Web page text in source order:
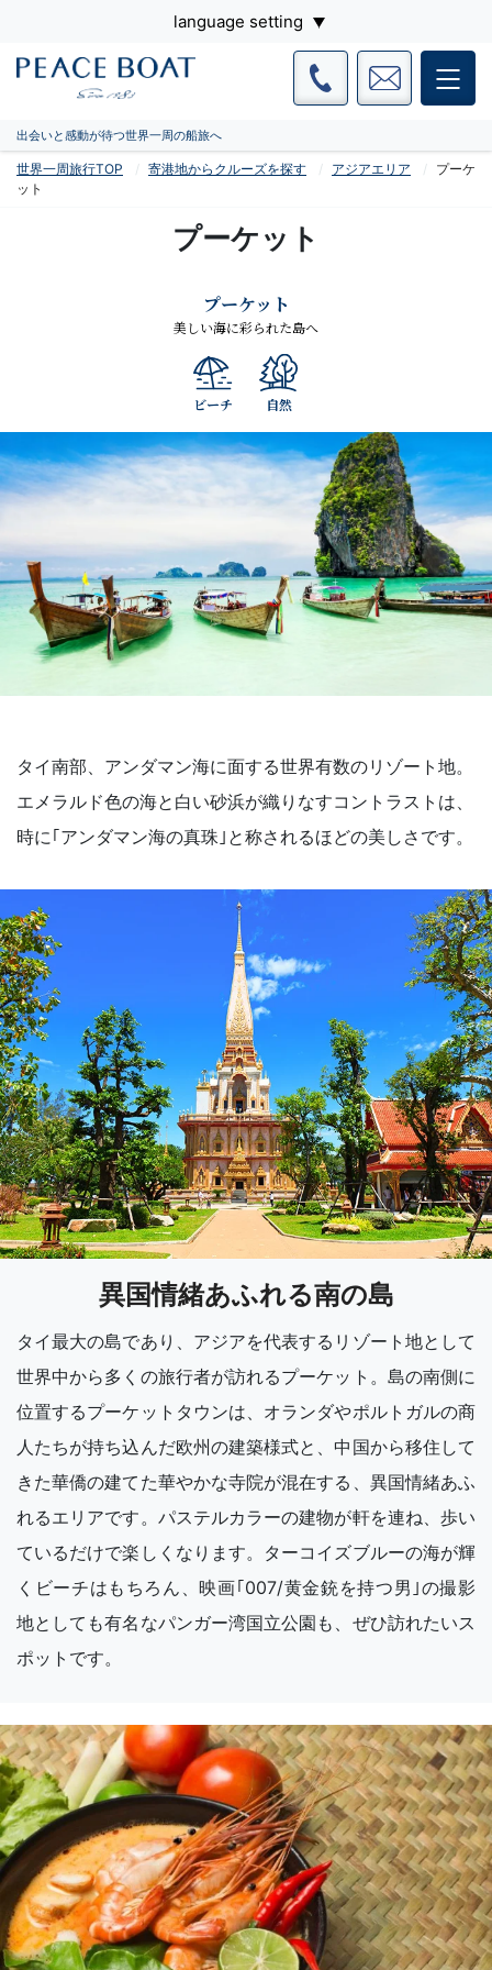
language setting
出会いと感動が待つ世界一周の船旅へ
世界一周旅行TOP 寄港地からクルーズを探す アジアエリア
プーケ
ット
プーケット
プーケット
美しい海に彩られた島へ
ビーチ 自然
タイ南部、アンダマン海に面する世界有数のリゾート地。
エメラルド色の海と白い砂浜が織りなすコントラストは、
時に｢アンダマン海の真珠｣と称されるほどの美しさです。
異国情緒あふれる南の島
タイ最大の島であり、アジアを代表するリゾート地として
世界中から多くの旅行者が訪れるプーケット。島の南側に
位置するプーケットタウンは、オランダやポルトガルの商
人たちが持ち込んだ欧州の建築様式と、中国から移住して
きた華僑の建てた華やかな寺院が混在する、異国情緒あふ
れるエリアです。パステルカラーの建物が軒を連ね、歩い
ているだけで楽しくなります。ターコイズブルーの海が輝
くビーチはもちろん、映画｢007/黄金銃を持つ男｣の撮影
地としても有名なパンガー湾国立公園も、ぜひ訪れたいス
ポットです。